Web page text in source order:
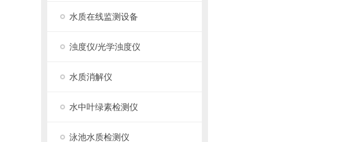
水质在线监测设备
浊度仪/光学浊度仪
水质消解仪
水中叶绿素检测仪
泳池水质检测仪